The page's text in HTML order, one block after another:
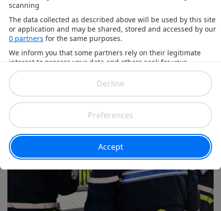
Sixt-Fer-à-Cheval : Le corps de la
femme emportée par une coulée de
boue retrouvé
Les recherches menées depuis mardi soir à Sixt-Fer-à-
Cheval se sont achevées ce mercredi avec la
découverte du corps de la randonneuse emportée par
une lave torrentielle après un violent orage.